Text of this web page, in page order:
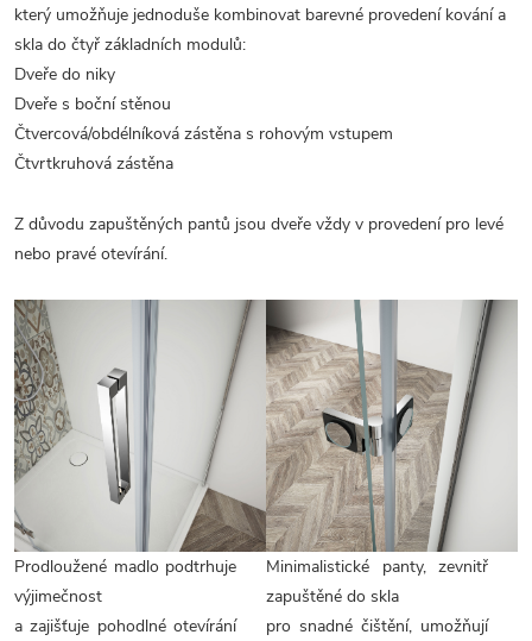
který umožňuje jednoduše kombinovat barevné provedení kování a
skla do čtyř základních modulů:
Dveře do niky
Dveře s boční stěnou
Čtvercová/obdélníková zástěna s rohovým vstupem
Čtvrtkruhová zástěna
Z důvodu zapuštěných pantů jsou dveře vždy v provedení pro levé
nebo pravé otevírání.
Prodloužené madlo podtrhuje
výjimečnost
a zajišťuje pohodlné otevírání
Minimalistické panty, zevnitř
zapuštěné do skla
pro snadné čištění, umožňují